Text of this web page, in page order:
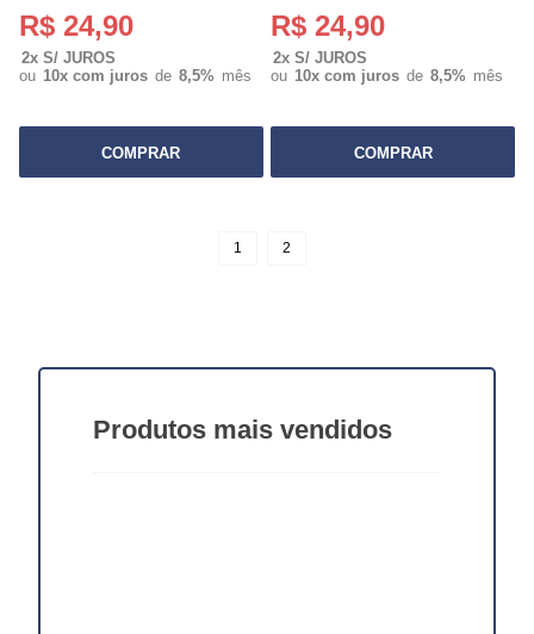
R$ 24,90
2x S/ JUROS
ou 10x com juros de 8,5% mês
COMPRAR
R$ 24,90
2x S/ JUROS
ou 10x com juros de 8,5% mês
COMPRAR
1 2
Produtos mais vendidos